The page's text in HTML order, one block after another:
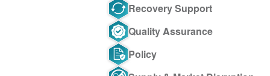
Recovery Support
Quality Assurance
Policy